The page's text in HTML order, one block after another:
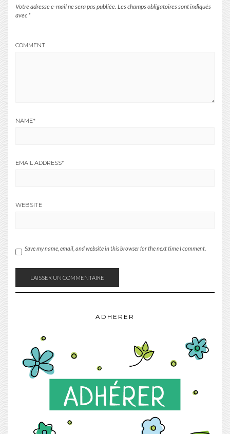
Votre adresse e-mail ne sera pas publiée. Les champs obligatoires sont indiqués
avec *
COMMENT
NAME*
EMAIL ADDRESS*
WEBSITE
Save my name, email, and website in this browser for the next time I comment.
ADHERER